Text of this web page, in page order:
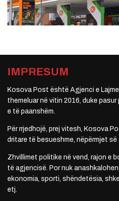
IMPRESUM
Kosova Post është Agjenci e
themeluar në vitin 2016, duke
e të paanshëm.
Për rrjedhojë, prej vitesh, Kosova
dritare të besueshme, nëpërmjet
Zhvillimet politike në vend, rajon e
të agjencisë. Por nuk
ekonomia, sporti, shëndetësia,
etj.